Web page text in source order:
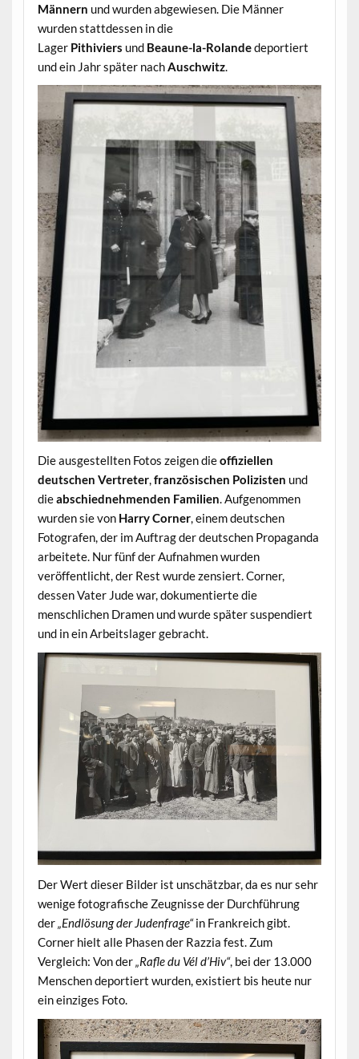
Männern und wurden abgewiesen. Die Männer
wurden stattdessen in die
Lager Pithiviers und Beaune-la-Rolandedeportiert
und ein Jahr später nachAuschwitz.
Die ausgestellten Fotos zeigen dieoffiziellen
deutschen Vertreter,französischen Polizisten und
dieabschiednehmenden Familien. Aufgenommen
wurden sie von Harry Corner, einem deutschen
Fotografen, der im Auftrag der deutschen Propaganda
arbeitete. Nur fünf der Aufnahmen wurden
veröffentlicht, der Rest wurde zensiert. Corner,
dessen Vater Jude war, dokumentierte die
menschlichen Dramen und wurde später suspendiert
und in ein Arbeitslager gebracht.
Der Wert dieser Bilder ist unschätzbar, da es nur sehr
wenige fotografische Zeugnisse der Durchführung
der„Endlösung der Judenfrage“in Frankreich gibt.
Corner hielt alle Phasen der Razzia fest. Zum
Vergleich: Von der„Rafle du Vél d’Hiv“, bei der 13.000
Menschen deportiert wurden, existiert bis heute nur
ein einziges Foto.